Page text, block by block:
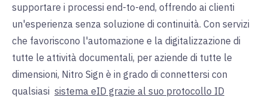
supportare i processi end-to-end, offrendo ai clienti
un'esperienza senza soluzione di continuità. Con servizi
che favoriscono l'automazione e la digitalizzazione di
tutte le attività documentali, per aziende di tutte le
dimensioni, Nitro Sign è in grado di connettersi con
qualsiasi sistema eID grazie al suo protocollo ID